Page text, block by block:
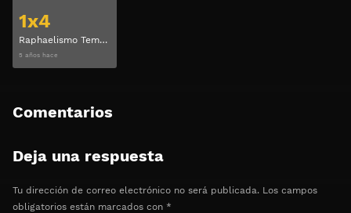
1x4
Raphaelismo Temporada 1 Capitulo 4
5 años hace
Comentarios
Deja una respuesta
Tu dirección de correo electrónico no será publicada. Los campos
obligatorios están marcados con *